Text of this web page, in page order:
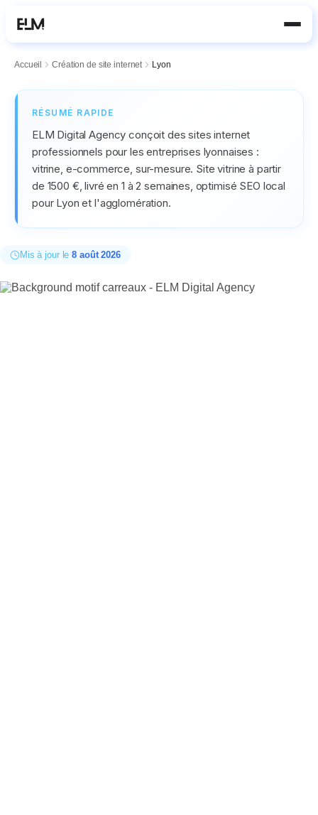
Accueil Création de site internet Lyon
RÉSUMÉ RAPIDE
ELM Digital Agency conçoit des sites internet
professionnels pour les entreprises lyonnaises :
vitrine, e-commerce, sur-mesure. Site vitrine à partir
de 1500 €, livré en 1 à 2 semaines, optimisé SEO local
pour Lyon et l'agglomération.
Mis à jour le8 août 2026